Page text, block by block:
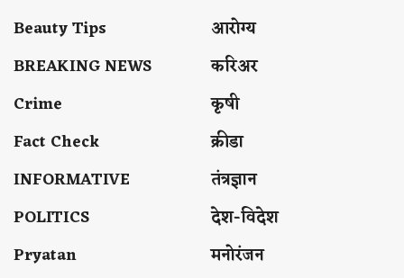
Beauty Tips
BREAKING NEWS
Crime
Fact Check
INFORMATIVE
POLITICS
Pryatan
आरोग्य
करिअर
कृषी
क्रीडा
तंत्रज्ञान
देश-विदेश
मनोरंजन